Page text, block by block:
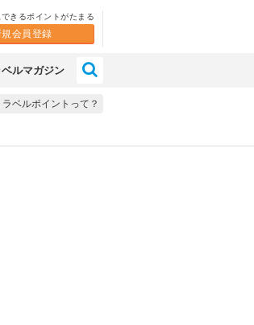
きるポイントがたまる
規会員登録
ベルマガジン
ベルポイントって？